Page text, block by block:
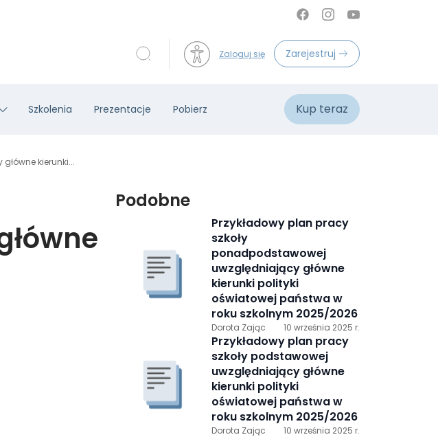
Zaloguj się Zarejestruj
Szkolenia Prezentacje Pobierz Kup teraz
kierunki...
Podobne
Przykładowy plan pracy
szkoły
ponadpodstawowej
uwzględniający główne
kierunki polityki
oświatowej państwa w
roku szkolnym 2025/2026
Dorota Zając 10 września 2025 r.
Przykładowy plan pracy
szkoły podstawowej
uwzględniający główne
kierunki polityki
oświatowej państwa w
roku szkolnym 2025/2026
Dorota Zając 10 września 2025 r.